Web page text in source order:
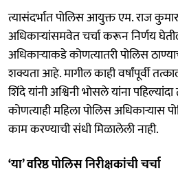
त्यासंदर्भात पोलिस आयुक्त एम. राज
अधिकाऱ्यांसमवेत चर्चा करून निर्णय
अधिकाऱ्याकडे कोणत्यातरी पोलिस
शक्यता आहे. मागील काही वर्षांपूर्वी
शिंदे यांनी अश्विनी भोसले यांना
कोणत्याही महिला पोलिस अधिकाऱ्यास
काम करण्याची संधी मिळालेली नाही.
‘या’ वरिष्ठ पोलिस निरीक्षकांची चर्चा